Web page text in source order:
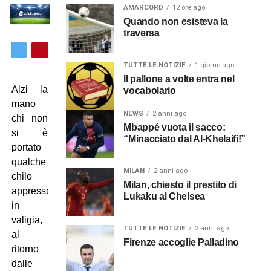
Alzi la
mano
chi non
si è
portato
qualche
chilo
appresso
in
valigia,
al
ritorno
dalle
AMARCORD 12 ore ago
Quando non esisteva la
traversa
TUTTE LE NOTIZIE 1 giorno ago
Il pallone a volte entra nel
vocabolario
NEWS 2 anni ago
Mbappé vuota il sacco:
“Minacciato dal Al-Khelaifi!”
MILAN 2 anni ago
Milan, chiesto il prestito di
Lukaku al Chelsea
TUTTE LE NOTIZIE 2 anni ago
Firenze accoglie Palladino